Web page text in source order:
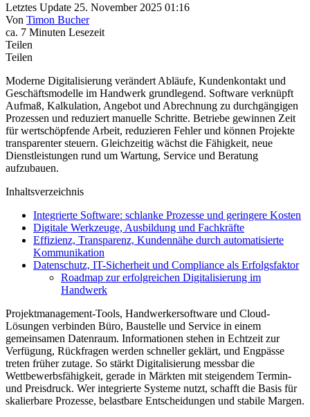
Letztes Update 25. November 2025 01:16
Von Timon Bucher
ca. 7 Minuten Lesezeit
Teilen
Teilen
Moderne Digitalisierung verändert Abläufe, Kundenkontakt und
Geschäftsmodelle im Handwerk grundlegend. Software verknüpft
Aufmaß, Kalkulation, Angebot und Abrechnung zu durchgängigen
Prozessen und reduziert manuelle Schritte. Betriebe gewinnen Zeit
für wertschöpfende Arbeit, reduzieren Fehler und können Projekte
transparenter steuern. Gleichzeitig wächst die Fähigkeit, neue
Dienstleistungen rund um Wartung, Service und Beratung
aufzubauen.
Inhaltsverzeichnis
Integrierte Software: schlanke Prozesse und geringere Kosten
Digitale Werkzeuge, Ausbildung und Fachkräfte
Effizienz, Transparenz, Kundennähe durch automatisierte
Kommunikation
Datenschutz, IT-Sicherheit und Compliance als Erfolgsfaktor
Roadmap zur erfolgreichen Digitalisierung im
Handwerk
Projektmanagement-Tools, Handwerkersoftware und Cloud-
Lösungen verbinden Büro, Baustelle und Service in einem
gemeinsamen Datenraum. Informationen stehen in Echtzeit zur
Verfügung, Rückfragen werden schneller geklärt, und Engpässe
treten früher zutage. So stärkt Digitalisierung messbar die
Wettbewerbsfähigkeit, gerade in Märkten mit steigendem Termin-
und Preisdruck. Wer integrierte Systeme nutzt, schafft die Basis für
skalierbare Prozesse, belastbare Entscheidungen und stabile Margen.